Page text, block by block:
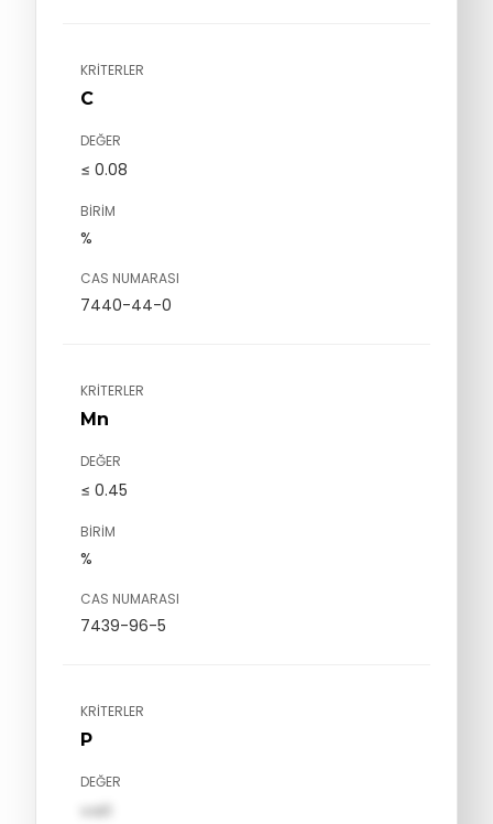
KRITERLER
C
DEĞER
≤ 0.08
BIRIM
%
CAS NUMARASI
7440-44-0
KRITERLER
Mn
DEĞER
≤ 0.45
BIRIM
%
CAS NUMARASI
7439-96-5
KRITERLER
P
DEĞER
val1